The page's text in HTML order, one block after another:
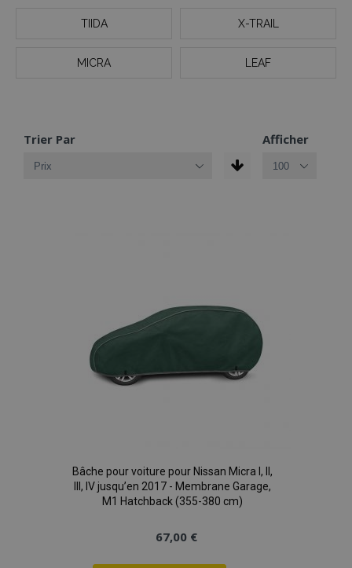
TIIDA X-TRAIL
MICRA LEAF
Trier Par Afficher
Bâche pour voiture pour Nissan Micra I, II,
III, IV jusqu’en 2017 - Membrane Garage,
M1 Hatchback (355-380 cm)
67,00 €